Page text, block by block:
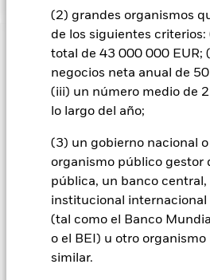
(2) grandes organismos
de los siguientes criterios:
total de 43 000 000 EUR;
negocios neta anual de
(iii) un número medio de
lo largo del año;
(3) un gobierno nacional
organismo público gestor
pública, un banco central,
institucional internacional
(tal como el Banco
o el BEI) u otro organismo
similar.
INFORMACIÓN IMPORTANTE:
de las inversiones y los ingresos
subir o bajar, y no están
incumplimientos de los emisores
significativo en el comportamiento
Los valores calificados por debajo de
Inversión” pueden ser más sensibles
valores de renta fija con mejor
calificación de solvencia
incrementar el nivel de riesgo. Los
suelen ser más sensibles a las